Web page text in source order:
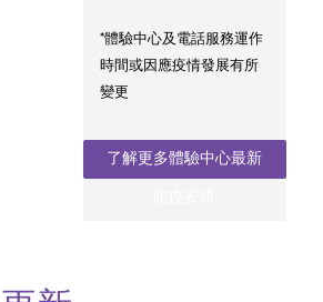
*體驗中心及電話服務運作
時間或因應疫情發展有所
變更
了解更多體驗中心最新